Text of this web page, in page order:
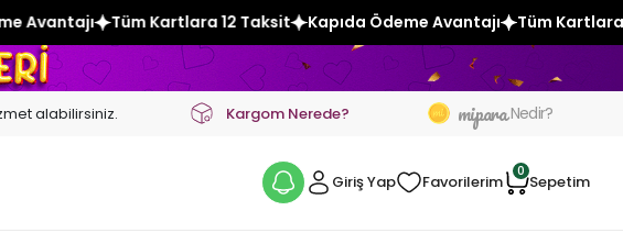
12 Taksit Kapıda Ödeme Avantajı Tüm Kartlara 12 Taksit Kapıda
alabilirsiniz. Kargom Nerede? mipara Nedir?
Giriş Yap Favorilerim
0
Sepetim